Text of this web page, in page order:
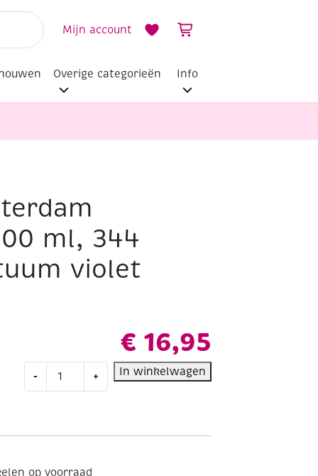
Mijn account
Overige categorieën Info
ml, 344
violet
€ 16,95
-
Amsterdam
+ In winkelwagen
op voorraad